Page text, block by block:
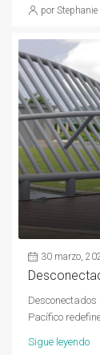
por
30 marzo,
Pacífico
Sigue leyendo